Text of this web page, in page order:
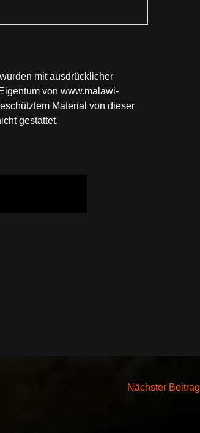
mit ausdrücklicher
von www.malawi-
Material von dieser
gestattet.
Nächster Beitrag